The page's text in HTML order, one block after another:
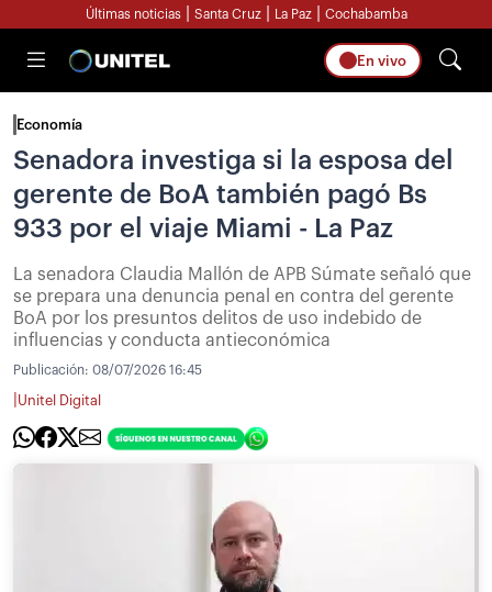
Últimas noticias Santa Cruz La Paz Cochabamba
En vivo
Economía
Senadora investiga si la esposa del
gerente de BoA también pagó Bs
933 por el viaje Miami - La Paz
La senadora Claudia Mallón de APB Súmate señaló que
se prepara una denuncia penal en contra del gerente
BoA por los presuntos delitos de uso indebido de
influencias y conducta antieconómica
Publicación: 08/07/2026 16:45
Unitel Digital